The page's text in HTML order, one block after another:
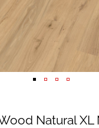
Natural XL